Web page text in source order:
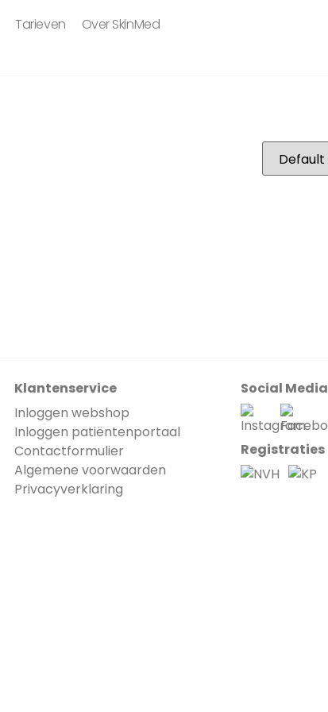
Tarieven
Over SkinMed
Klantenservice
Inloggen webshop
Inloggen patiëntenportaal
Contactformulier
Algemene voorwaarden
Privacyverklaring
Social Media
Registraties